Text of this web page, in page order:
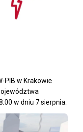
PIB w Krakowie
w dniu 7 sierpnia.